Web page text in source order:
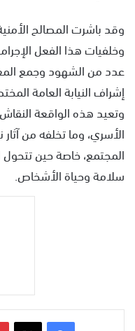
وقد باشرت المصالح
وخلفيات هذا الفعل
عدد من الشهود وجمع
إشراف النيابة العامة
وتعيد هذه الواقعة
الأسري، وما تخلفه من
المجتمع، خاصة حين تتحول
سلامة وحياة الأشخاص.